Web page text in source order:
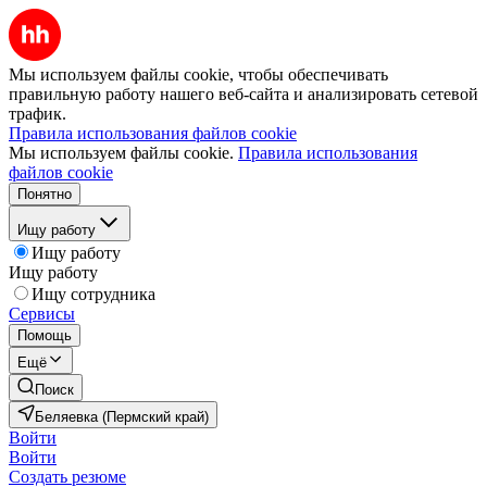
Мы используем файлы cookie, чтобы обеспечивать
правильную работу нашего веб-сайта и анализировать сетевой
трафик.
Правила использования файлов cookie
Мы используем файлы cookie. Правила использования
файлов cookie
Понятно
Ищу работу
Ищу работу
Ищу работу
Ищу сотрудника
Сервисы
Помощь
Ещё
Поиск
Беляевка (Пермский край)
Войти
Войти
Создать резюме